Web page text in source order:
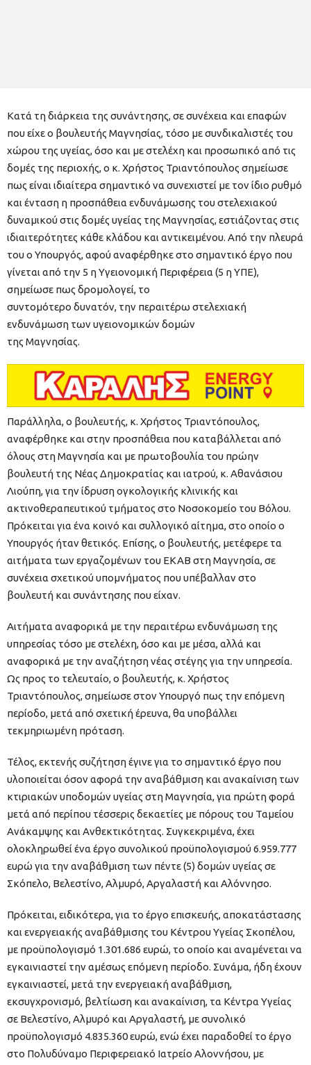
Κατά τη διάρκεια της συνάντησης, σε συνέχεια και επαφών
που είχε ο βουλευτής Μαγνησίας, τόσο με συνδικαλιστές του
χώρου της υγείας, όσο και με στελέχη και προσωπικό από τις
δομές της περιοχής, ο κ. Χρήστος Τριαντόπουλος σημείωσε
πως είναι ιδιαίτερα σημαντικό να συνεχιστεί με τον ίδιο ρυθμό
και ένταση η προσπάθεια ενδυνάμωσης του στελεχιακού
δυναμικού στις δομές υγείας της Μαγνησίας, εστιάζοντας στις
ιδιαιτερότητες κάθε κλάδου και αντικειμένου. Από την πλευρά
του ο Υπουργός, αφού αναφέρθηκε στο σημαντικό έργο που
γίνεται από την 5 η Υγειονομική Περιφέρεια (5 η ΥΠΕ),
σημείωσε πως δρομολογεί, το
συντομότερο δυνατόν, την περαιτέρω στελεχιακή
ενδυνάμωση των υγειονομικών δομών
της Μαγνησίας.
Παράλληλα, ο βουλευτής, κ. Χρήστος Τριαντόπουλος,
αναφέρθηκε και στην προσπάθεια που καταβάλλεται από
όλους στη Μαγνησία και με πρωτοβουλία του πρώην
βουλευτή της Νέας Δημοκρατίας και ιατρού, κ. Αθανάσιου
Λιούπη, για την ίδρυση ογκολογικής κλινικής και
ακτινοθεραπευτικού τμήματος στο Νοσοκομείο του Βόλου.
Πρόκειται για ένα κοινό και συλλογικό αίτημα, στο οποίο ο
Υπουργός ήταν θετικός. Επίσης, ο βουλευτής, μετέφερε τα
αιτήματα των εργαζομένων του ΕΚΑΒ στη Μαγνησία, σε
συνέχεια σχετικού υπομνήματος που υπέβαλλαν στο
βουλευτή και συνάντησης που είχαν.
Αιτήματα αναφορικά με την περαιτέρω ενδυνάμωση της
υπηρεσίας τόσο με στελέχη, όσο και με μέσα, αλλά και
αναφορικά με την αναζήτηση νέας στέγης για την υπηρεσία.
Ως προς το τελευταίο, ο βουλευτής, κ. Χρήστος
Τριαντόπουλος, σημείωσε στον Υπουργό πως την επόμενη
περίοδο, μετά από σχετική έρευνα, θα υποβάλλει
τεκμηριωμένη πρόταση.
Τέλος, εκτενής συζήτηση έγινε για το σημαντικό έργο που
υλοποιείται όσον αφορά την αναβάθμιση και ανακαίνιση των
κτιριακών υποδομών υγείας στη Μαγνησία, για πρώτη φορά
μετά από περίπου τέσσερις δεκαετίες με πόρους του Ταμείου
Ανάκαμψης και Ανθεκτικότητας. Συγκεκριμένα, έχει
ολοκληρωθεί ένα έργο συνολικού προϋπολογισμού 6.959.777
ευρώ για την αναβάθμιση των πέντε (5) δομών υγείας σε
Σκόπελο, Βελεστίνο, Αλμυρό, Αργαλαστή και Αλόννησο.
Πρόκειται, ειδικότερα, για το έργο επισκευής, αποκατάστασης
και ενεργειακής αναβάθμισης του Κέντρου Υγείας Σκοπέλου,
με προϋπολογισμό 1.301.686 ευρώ, το οποίο και αναμένεται να
εγκαινιαστεί την αμέσως επόμενη περίοδο. Συνάμα, ήδη έχουν
εγκαινιαστεί, μετά την ενεργειακή αναβάθμιση,
εκσυγχρονισμό, βελτίωση και ανακαίνιση, τα Κέντρα Υγείας
σε Βελεστίνο, Αλμυρό και Αργαλαστή, με συνολικό
προϋπολογισμό 4.835.360 ευρώ, ενώ έχει παραδοθεί το έργο
στο Πολυδύναμο Περιφερειακό Ιατρείο Αλοννήσου, με